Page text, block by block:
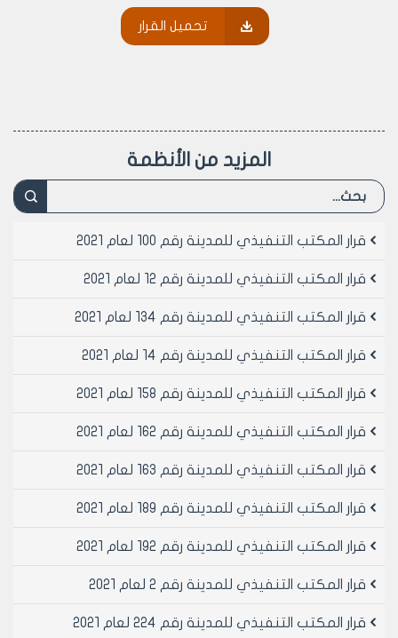
تحميل القرار
المزيد من الأنظمة
قرار المكتب التنفيذي للمدينة رقم 100 لعام 2021
قرار المكتب التنفيذي للمدينة رقم 12 لعام 2021
قرار المكتب التنفيذي للمدينة رقم 134 لعام 2021
قرار المكتب التنفيذي للمدينة رقم 14 لعام 2021
قرار المكتب التنفيذي للمدينة رقم 158 لعام 2021
قرار المكتب التنفيذي للمدينة رقم 162 لعام 2021
قرار المكتب التنفيذي للمدينة رقم 163 لعام 2021
قرار المكتب التنفيذي للمدينة رقم 189 لعام 2021
قرار المكتب التنفيذي للمدينة رقم 192 لعام 2021
قرار المكتب التنفيذي للمدينة رقم 2 لعام 2021
قرار المكتب التنفيذي للمدينة رقم 224 لعام 2021